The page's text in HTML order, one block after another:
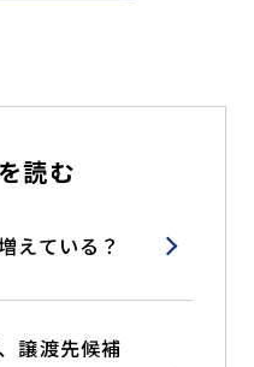
読む
えている？
譲渡先候補